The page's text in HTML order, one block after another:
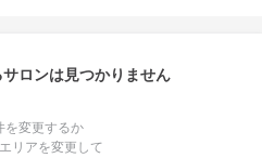
ロンは見つかりません
を変更するか
リアを変更して